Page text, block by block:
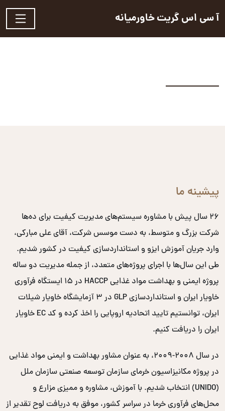
آ سی اس گریت خاورمیانه
پیشینه ما
۲۶ سال پیش با مشاوره سیستم‌های مدیریت کیفیت برای ده‌ها
شرکت بزرگ و متوسط، به دست موسس شرکت، آقای علی مبارکی،
وارد جریان آموزش ایزو و استانداردسازی کیفیت در کشور شدیم.
طی این سال‌ها با اجرای پروژه‌های متعدد، از جمله مدیریت دو ساله
پروژه ایمنی و بهداشت مواد غذایی HACCP در ۱۵ ایستگاه فرآوری
خاویار ایران و استانداردسازی GLP در ۳ آزمایشگاه خاویار شیلات
ایران، توانستیم تایید اتحادیه اروپایی را اخذ کرده و کد EC خاویار
ایران را دریافت کنیم.
در سال ۲۰۰۸-۲۰۰۹، به عنوان مشاور بهداشت و ایمنی مواد غذایی
در پروژه مکانیزاسیون خرمای سازمان توسعه صنعتی سازمان ملل
(UNIDO) انتخاب شدیم. با آموزش، مشاوره و ممیزی مزارع و
محل‌های فرآوری خرما در سراسر کشور، موفق به دریافت لوح تقدیر از